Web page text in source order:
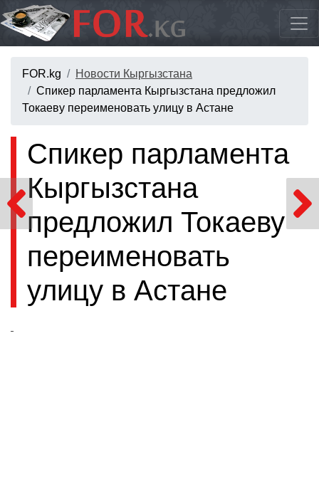
FOR.kg
Новости Кыргызстана
Спикер парламента Кыргызстана предложил
Токаеву переименовать улицу в Астане
Спикер парламента
Кыргызстана
предложил Токаеву
переименовать
улицу в Астане